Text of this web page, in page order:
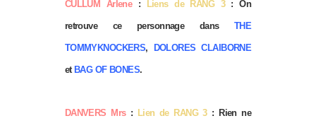
CULLUM Arlene: Liens de RANG 3: On
retrouve ce personnage dans THE
TOMMYKNOCKERS, DOLORES CLAIBORNE
etBAG OF BONES.
DANVERS Mrs: Lien de RANG 3: Rien ne